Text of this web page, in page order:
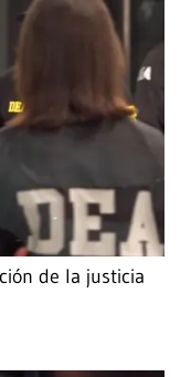
de la justicia